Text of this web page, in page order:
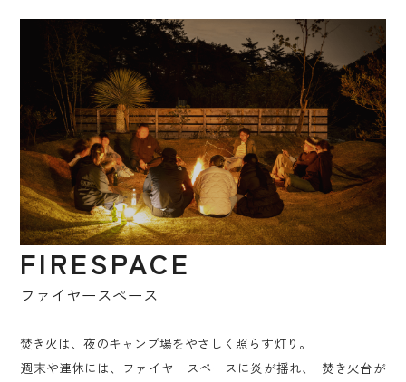
FIRESPACE
ファイヤースペース
焚き火は、夜のキャンプ場をやさしく照らす灯り。
週末や連休には、ファイヤースペースに炎が揺れ、 焚き火台が